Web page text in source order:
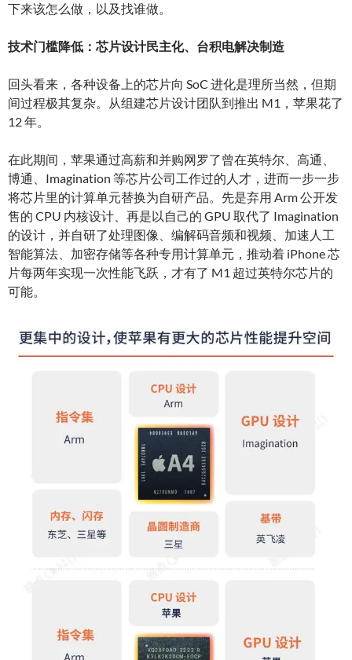
下来该怎么做，以及找谁做。
技术门槛降低：芯片设计民主化、台积电解决制造
回头看来，各种设备上的芯片向 SoC 进化是理所当然，但期
间过程极其复杂。从组建芯片设计团队到推出 M1，苹果花了
12 年。
在此期间，苹果通过高薪和并购网罗了曾在英特尔、高通、
博通、Imagination 等芯片公司工作过的人才，进而一步一步
将芯片里的计算单元替换为自研产品。先是弃用 Arm 公开发
售的 CPU 内核设计、再是以自己的 GPU 取代了 Imagination
的设计，并自研了处理图像、编解码音频和视频、加速人工
智能算法、加密存储等各种专用计算单元，推动着 iPhone 芯
片每两年实现一次性能飞跃，才有了 M1 超过英特尔芯片的
可能。